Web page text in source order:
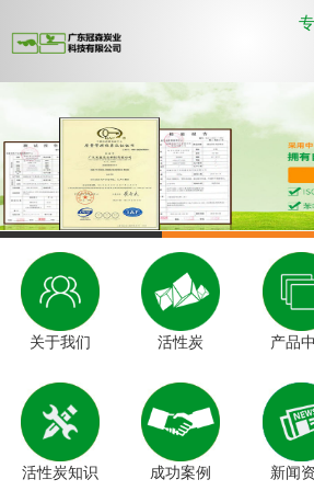
关于我们 活性炭 产品
活性炭知识 成功案例 新闻